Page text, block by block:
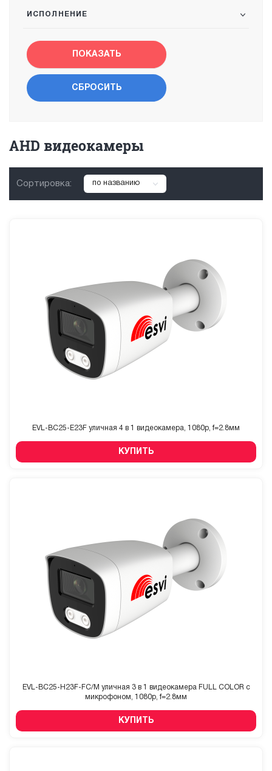
ИСПОЛНЕНИЕ
AHD видеокамеры
Сортировка: по названию
EVL-BC25-E23F уличная 4 в 1 видеокамера, 1080p, f=2.8мм
КУПИТЬ
EVL-BC25-H23F-FC/M уличная 3 в 1 видеокамера FULL COLOR с
микрофоном, 1080p, f=2.8мм
КУПИТЬ